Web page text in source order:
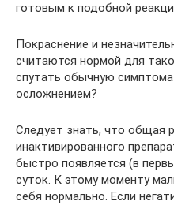
готовым к подобной
Покраснение и
считаются нормой для
спутать обычную
осложнением?
Следует знать, что общая
инактивированного
быстро появляется (в
суток. К этому моменту
себя нормально. Если